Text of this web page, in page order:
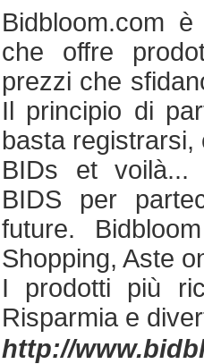
Bidbloom.com
che offre
prezzi che
Il principio di
basta
BIDs et voilà...
BIDS per
future.
Shopping, Aste
I prodotti più
Risparmia e
http://